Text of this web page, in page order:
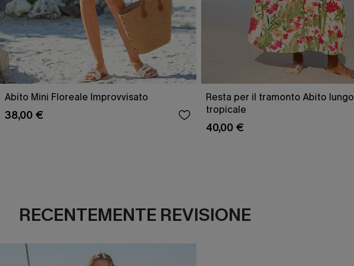
Abito Mini Floreale Improvvisato
38,00 €
Resta per il tramonto Abito lungo
tropicale
40,00 €
RECENTEMENTE REVISIONE